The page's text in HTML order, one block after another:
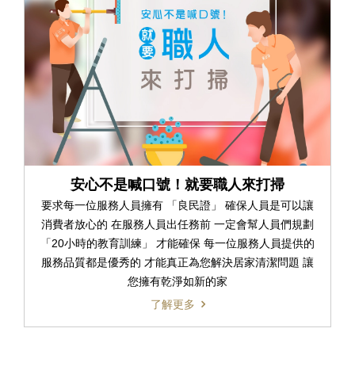
安心不是喊口號！就要職人來打掃
要求每一位服務人員擁有 「良民證」 確保人員是可以讓
消費者放心的 在服務人員出任務前 一定會幫人員們規劃
「20小時的教育訓練」 才能確保 每一位服務人員提供的
服務品質都是優秀的 才能真正為您解決居家清潔問題 讓
您擁有乾淨如新的家
了解更多